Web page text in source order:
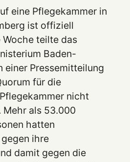
eine Pflegekammer in
ist offiziell
teilte das
Baden-
einer Pressemitteilung
für die
nicht
als 53.000
hatten
ihre
damit gegen die